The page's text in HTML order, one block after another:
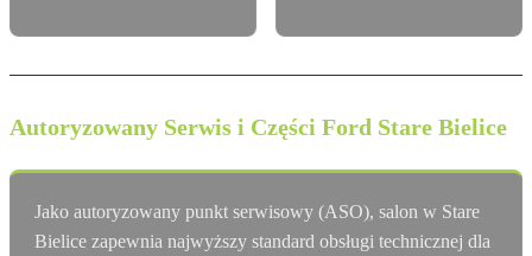
Autoryzowany Serwis i Części Ford Stare Bielice
Jako autoryzowany punkt serwisowy (ASO), salon w Stare
Bielice zapewnia najwyższy standard obsługi technicznej dla